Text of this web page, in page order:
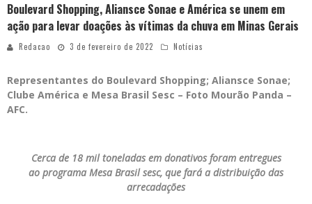
Boulevard Shopping, Aliansce Sonae e América se unem em
ação para levar doações às vítimas da chuva em Minas Gerais
Redacao 3 de fevereiro de 2022 Notícias
Representantes do Boulevard Shopping; Aliansce Sonae;
Clube América e Mesa Brasil Sesc – Foto Mourão Panda –
AFC.
Cerca de 18 mil toneladas em donativos foram entregues
ao programa Mesa Brasil sesc, que fará a distribuição das
arrecadações